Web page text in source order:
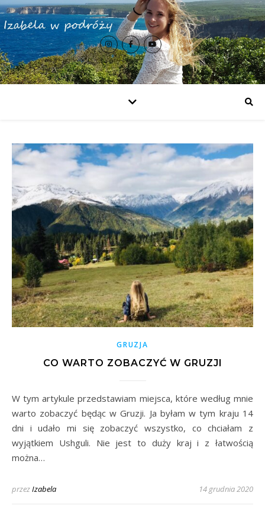
GRUZJA
CO WARTO ZOBACZYĆ W GRUZJI
W tym artykule przedstawiam miejsca, które według mnie
warto zobaczyć będąc w Gruzji. Ja byłam w tym kraju 14
dni i udało mi się zobaczyć wszystko, co chciałam z
wyjątkiem Ushguli. Nie jest to duży kraj i z łatwością
można…
przezIzabela 14 grudnia 2020